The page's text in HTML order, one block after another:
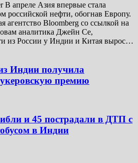
апреле Азия впервые стала
российской нефти, обогнав Европу.
агентство Bloomberg со ссылкой на
аналитика Джейн Се,
из России у Индии и Китая вырос…
Индии получила
премию
и 45 пострадали в ДТП с
в Индии